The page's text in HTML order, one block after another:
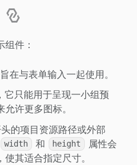
件：
在与表单输入一起使用。
只能用于呈现一小组预
许更多图标。
的项目资源路径或外部
width 和 height
属性会
其适合指定尺寸。